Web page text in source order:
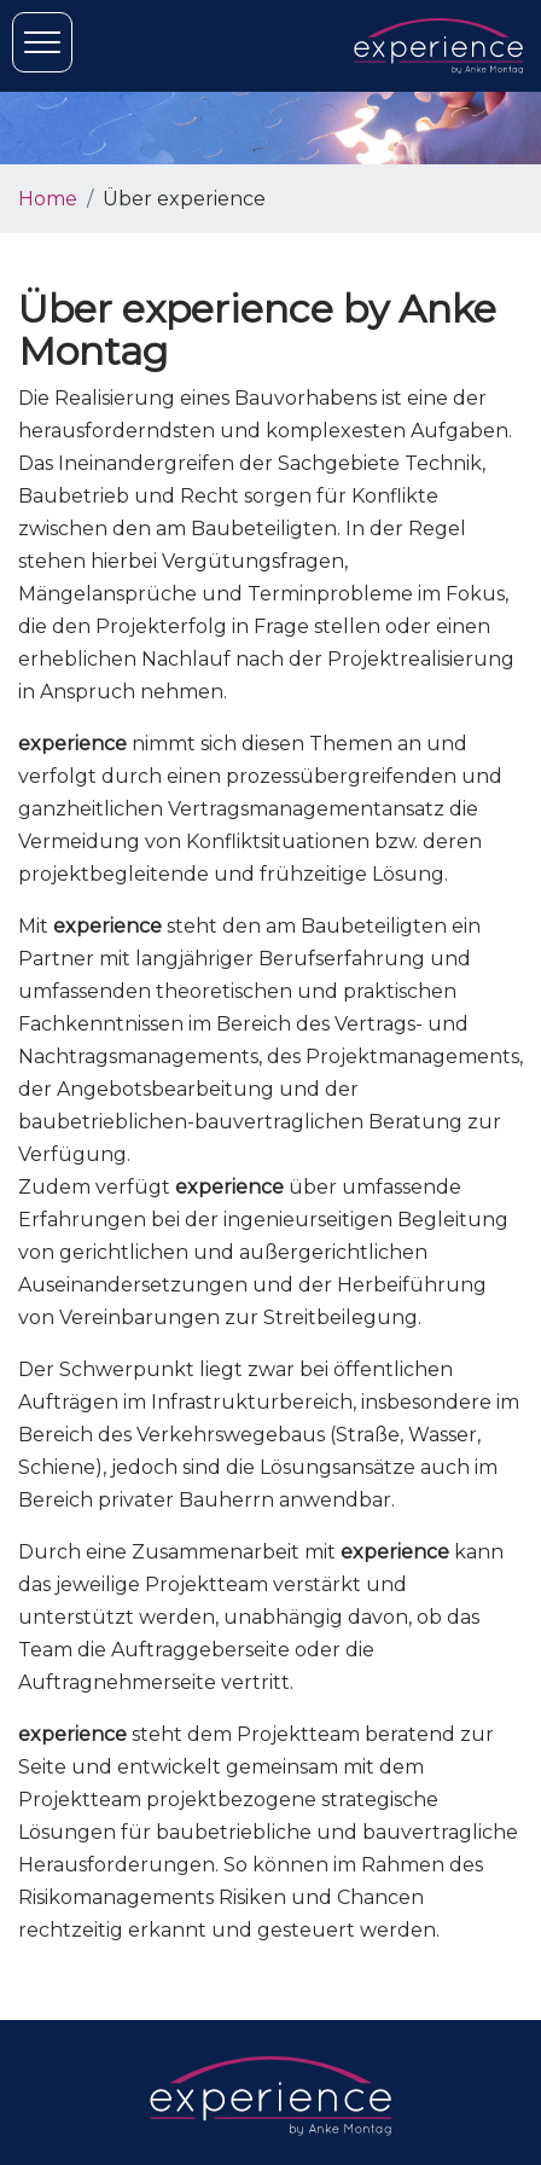
Home Über experience
Über experience by Anke
Montag
Die Realisierung eines Bauvorhabens ist eine der
herausforderndsten und komplexesten Aufgaben.
Das Ineinandergreifen der Sachgebiete Technik,
Baubetrieb und Recht sorgen für Konflikte
zwischen den am Baubeteiligten. In der Regel
stehen hierbei Vergütungsfragen,
Mängelansprüche und Terminprobleme im Fokus,
die den Projekterfolg in Frage stellen oder einen
erheblichen Nachlauf nach der Projektrealisierung
in Anspruch nehmen.
experience nimmt sich diesen Themen an und
verfolgt durch einen prozessübergreifenden und
ganzheitlichen Vertragsmanagementansatz die
Vermeidung von Konfliktsituationen bzw. deren
projektbegleitende und frühzeitige Lösung.
Mit experience steht den am Baubeteiligten ein
Partner mit langjähriger Berufserfahrung und
umfassenden theoretischen und praktischen
Fachkenntnissen im Bereich des Vertrags- und
Nachtragsmanagements, des Projektmanagements,
der Angebotsbearbeitung und der
baubetrieblichen-bauvertraglichen Beratung zur
Verfügung.
Zudem verfügt experience über umfassende
Erfahrungen bei der ingenieurseitigen Begleitung
von gerichtlichen und außergerichtlichen
Auseinandersetzungen und der Herbeiführung
von Vereinbarungen zur Streitbeilegung.
Der Schwerpunkt liegt zwar bei öffentlichen
Aufträgen im Infrastrukturbereich, insbesondere im
Bereich des Verkehrswegebaus (Straße, Wasser,
Schiene), jedoch sind die Lösungsansätze auch im
Bereich privater Bauherrn anwendbar.
Durch eine Zusammenarbeit mit experience kann
das jeweilige Projektteam verstärkt und
unterstützt werden, unabhängig davon, ob das
Team die Auftraggeberseite oder die
Auftragnehmerseite vertritt.
experience steht dem Projektteam beratend zur
Seite und entwickelt gemeinsam mit dem
Projektteam projektbezogene strategische
Lösungen für baubetriebliche und bauvertragliche
Herausforderungen. So können im Rahmen des
Risikomanagements Risiken und Chancen
rechtzeitig erkannt und gesteuert werden.